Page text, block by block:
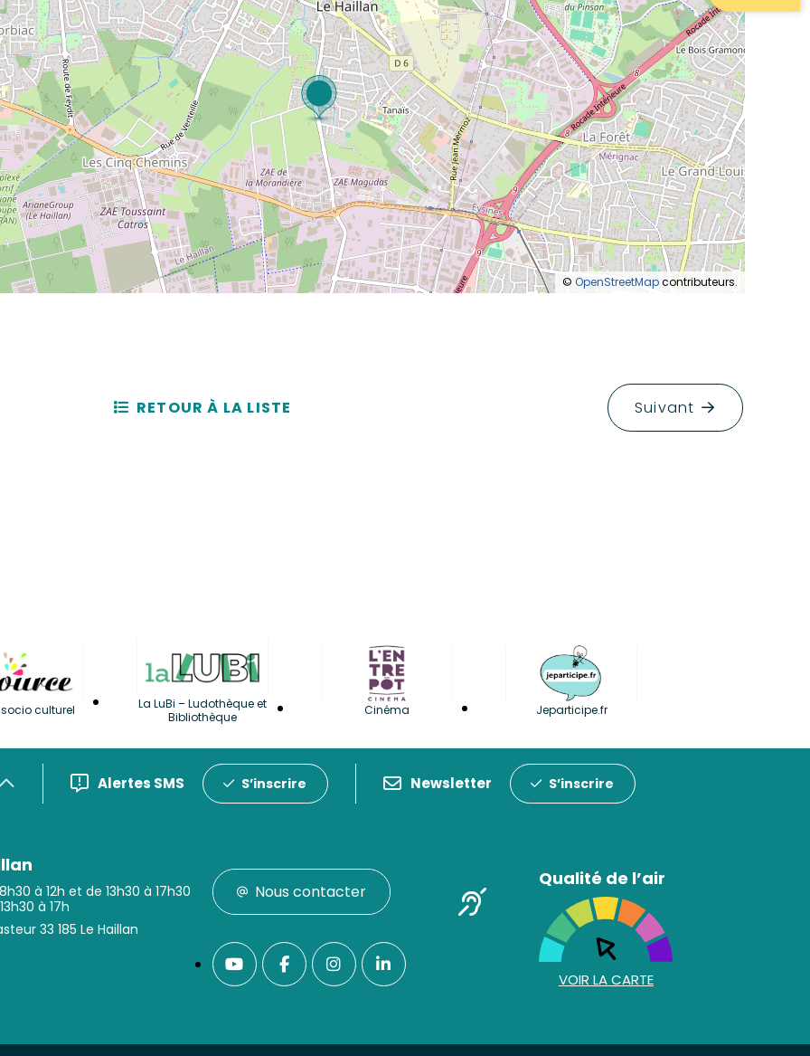
© OpenStreetMapcontributeurs.
RETOUR À LA LISTE Suivant
culturel
La LuBi – Ludothèque et
Bibliothèque
Cinéma Jeparticipe.fr
Alertes SMS S’inscrire Newsletter S’inscrire
à 12h et de 13h30 à 17h30
à 17h
33 185 Le Haillan
Nous contacter
Qualité de l’air
VOIR LA CARTE